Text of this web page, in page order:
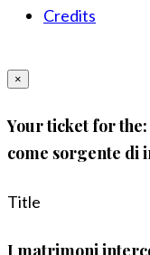
Credits
×
Your ticket for
come sorgente di
Title
I matrimoni